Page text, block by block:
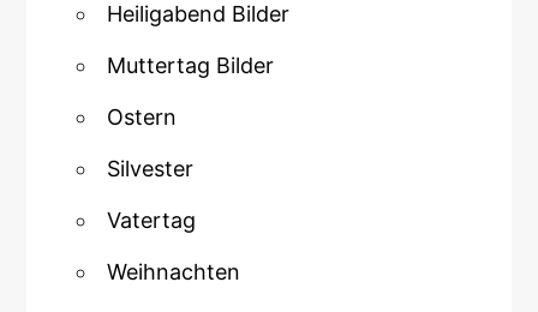
Heiligabend Bilder
Muttertag Bilder
Ostern
Silvester
Vatertag
Weihnachten